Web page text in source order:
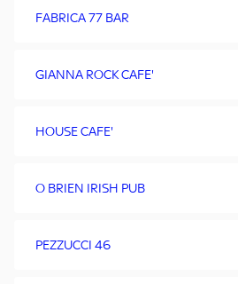
FABRICA 77 BAR
GIANNA ROCK CAFE'
HOUSE CAFE'
O BRIEN IRISH PUB
PEZZUCCI 46